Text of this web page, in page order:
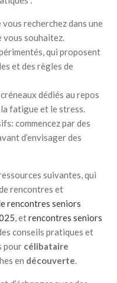
recherchez dans une
souhaitez.
qui proposent
et des règles de
dédiés au repos
fatigue et le stress.
commencez par des
d’envisager des
suivantes, qui
rencontres et
rencontres seniors
, etrencontres seniors
conseils pratiques et
pour célibataire
en découverte.